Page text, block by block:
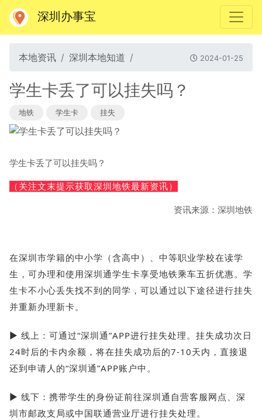
深圳办事宝
本地资讯 深圳本地知道 2024-01-25
学生卡丢了可以挂失吗？
地铁 学生卡 挂失
学生卡丢了可以挂失吗？
（关注文末提示获取深圳地铁最新资讯）
资讯来源：深圳地铁
在深圳市学籍的中小学（含高中）、中等职业学校在读学
生，可办理和使用深圳通学生卡享受地铁乘车五折优惠。学
生卡不小心丢失找不到的同学，可以通过以下途径进行挂失
并重新办理新卡。
▶ 线上：可通过“深圳通”APP进行挂失处理。挂失成功次日
24时后的卡内余额，将在挂失成功后的7-10天内，直接退
还到申请人的“深圳通”APP账户中。
▶ 线下：携带学生的身份证前往深圳通自营客服网点、深
圳市邮政支局或中国联通营业厅进行挂失处理。